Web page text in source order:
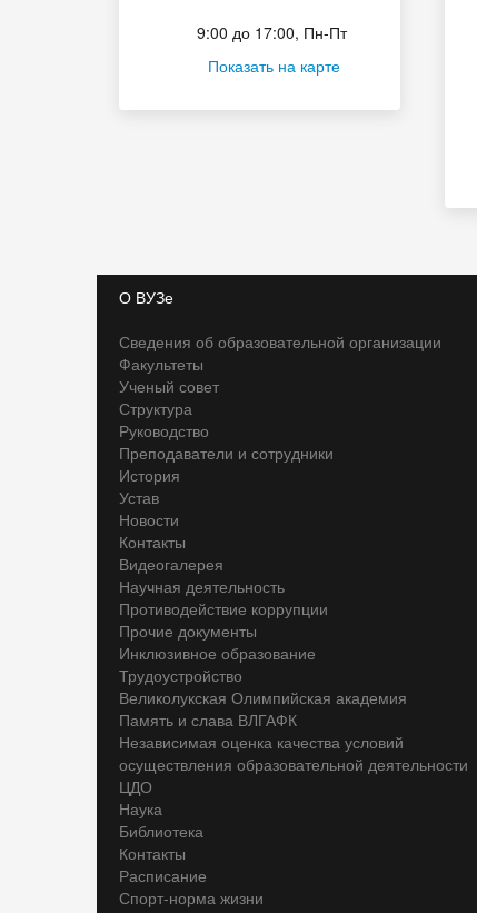
9:00 до 17:00, Пн-Пт
Показать на карте
О ВУЗе
Сведения об образовательной организации
Факультеты
Ученый совет
Структура
Руководство
Преподаватели и сотрудники
История
Устав
Новости
Контакты
Видеогалерея
Научная деятельность
Противодействие коррупции
Прочие документы
Инклюзивное образование
Трудоустройство
Великолукская Олимпийская академия
Память и слава ВЛГАФК
Независимая оценка качества условий
осуществления образовательной деятельности
ЦДО
Наука
Библиотека
Контакты
Расписание
Спорт-норма жизни